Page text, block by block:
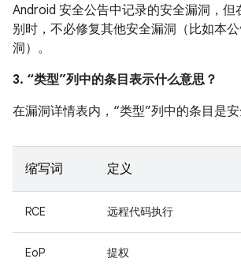
Android 安全公告中记录的安全漏洞，但
别时，不必修复其他安全漏洞（比如本
洞）。
3. “类型”列中的条目表示什么意思？
在漏洞详情表内，“类型”列中的条目是安
缩写词 定义
RCE 远程代码执行
EoP 提权